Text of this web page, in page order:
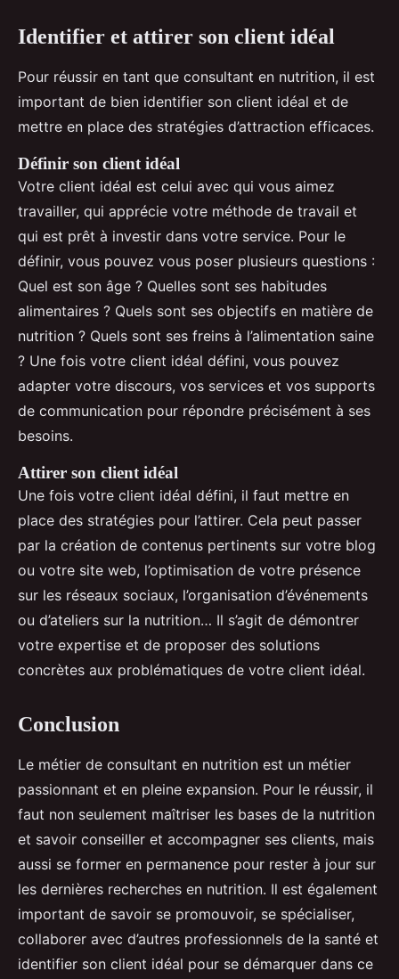
Identifier et attirer son client idéal
Pour réussir en tant que consultant en nutrition, il est
important de bien identifier son client idéal et de
mettre en place des stratégies d’attraction efficaces.
Définir son client idéal
Votre client idéal est celui avec qui vous aimez
travailler, qui apprécie votre méthode de travail et
qui est prêt à investir dans votre service. Pour le
définir, vous pouvez vous poser plusieurs questions :
Quel est son âge ? Quelles sont ses habitudes
alimentaires ? Quels sont ses objectifs en matière de
nutrition ? Quels sont ses freins à l’alimentation saine
? Une fois votre client idéal défini, vous pouvez
adapter votre discours, vos services et vos supports
de communication pour répondre précisément à ses
besoins.
Attirer son client idéal
Une fois votre client idéal défini, il faut mettre en
place des stratégies pour l’attirer. Cela peut passer
par la création de contenus pertinents sur votre blog
ou votre site web, l’optimisation de votre présence
sur les réseaux sociaux, l’organisation d’événements
ou d’ateliers sur la nutrition… Il s’agit de démontrer
votre expertise et de proposer des solutions
concrètes aux problématiques de votre client idéal.
Conclusion
Le métier de consultant en nutrition est un métier
passionnant et en pleine expansion. Pour le réussir, il
faut non seulement maîtriser les bases de la nutrition
et savoir conseiller et accompagner ses clients, mais
aussi se former en permanence pour rester à jour sur
les dernières recherches en nutrition. Il est également
important de savoir se promouvoir, se spécialiser,
collaborer avec d’autres professionnels de la santé et
identifier son client idéal pour se démarquer dans ce